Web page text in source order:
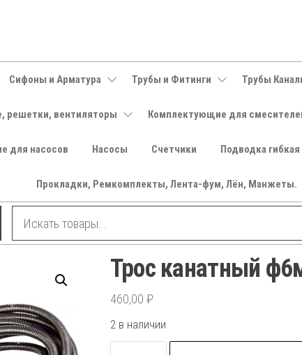
Сифоны и Арматура Трубы и Фитинги Трубы
решетки, вентиляторы Комплектующие для
для насосов Насосы Счетчики Подводка гибкая
Прокладки, Ремкомплекты, Лента-фум, Лён, Манжеты.
Трос канатный
460,00 ₽
2 в наличии